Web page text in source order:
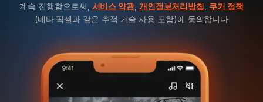
계속 진행함으로써, 서비스 약관, 개인정보처리방침 쿠키 정책
(메타 픽셀과 같은 추적 기술 사용 포함)에 동의합니다